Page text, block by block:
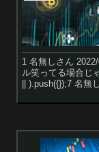
1 名無しさん
ル笑ってる場合じ
|| ).push({});7 名無